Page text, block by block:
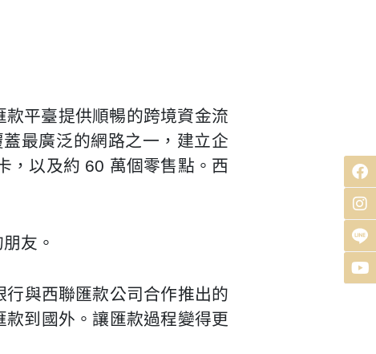
平臺提供順暢的跨境資金流
最廣泛的網路之一，建立企
，以及約 60 萬個零售點。西
友。
行與西聯匯款公司合作推出的
到國外。讓匯款過程變得更